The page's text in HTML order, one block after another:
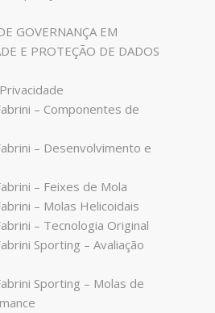
GOVERNANÇA EM
E PROTEÇÃO DE DADOS
– Componentes de
– Desenvolvimento e
– Feixes de Mola
– Molas Helicoidais
– Tecnologia Original
Sporting – Avaliação
Sporting – Molas de